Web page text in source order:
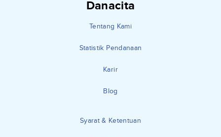
Danacita
Tentang Kami
Statistik Pendanaan
Karir
Blog
Syarat & Ketentuan